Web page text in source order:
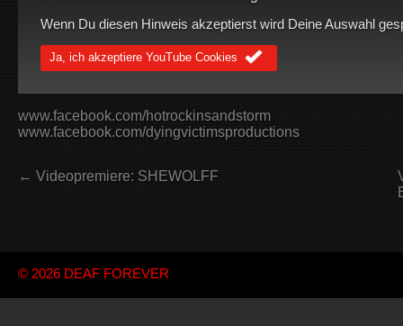
Wenn Du diesen Hinweis akzeptierst wird Deine Auswahl
Ja, ich akzeptiere YouTube Cookies
www.facebook.com/hotrockinsandstorm
www.facebook.com/dyingvictimsproductions
← Videopremiere: SHEWOLFF
© 2026 DEAF FOREVER